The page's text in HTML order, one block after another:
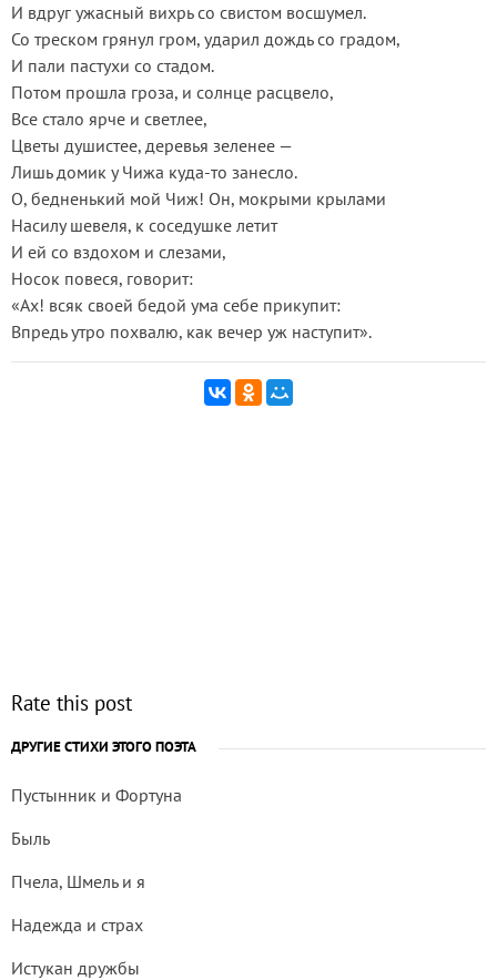
И вдруг ужасный вихрь со свистом восшумел.
Со треском грянул гром, ударил дождь со градом,
И пали пастухи со стадом.
Потом прошла гроза, и солнце расцвело,
Все стало ярче и светлее,
Цветы душистее, деревья зеленее —
Лишь домик у Чижа куда-то занесло.
О, бедненький мой Чиж! Он, мокрыми крылами
Насилу шевеля, к соседушке летит
И ей со вздохом и слезами,
Носок повеся, говорит:
«Ах! всяк своей бедой ума себе прикупит:
Впредь утро похвалю, как вечер уж наступит».
Rate this post
ДРУГИЕ СТИХИ ЭТОГО ПОЭТА
Пустынник и Фортуна
Быль
Пчела, Шмель и я
Надежда и страх
Истукан дружбы